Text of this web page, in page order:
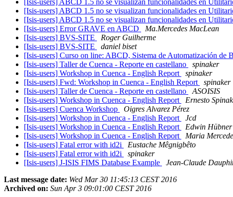
[Isis-users] ABCD 1.5 no se visualizan funcionalidades en
[Isis-users] ABCD 1.5 no se visualizan funcionalidades en
[Isis-users] ABCD 1.5 no se visualizan funcionalidades en
[Isis-users] Error GRAVE en ABCD
Ma.Mercedes MacLean
[Isis-users] BVS-SITE
Roger Guilherme
[Isis-users] BVS-SITE
daniel biset
[Isis-users] Curso on line: ABCD, Sistema de Automatización de
[Isis-users] Taller de Cuenca - Reporte en castellano
spinaker
[Isis-users] Workshop in Cuenca - English Report
spinaker
[Isis-users] Fwd: Workshop in Cuenca - English Report
spinaker
[Isis-users] Taller de Cuenca - Reporte en castellano
ASOISIS
[Isis-users] Workshop in Cuenca - English Report
Ernesto Spinak
[Isis-users] Cuenca Workshop
Oigres Alvarez Pérez
[Isis-users] Workshop in Cuenca - English Report
Jcd
[Isis-users] Workshop in Cuenca - English Report
Edwin Hübner
[Isis-users] Workshop in Cuenca - English Report
Maria
[Isis-users] Fatal error with id2i
Eustache Mêgnigbêto
[Isis-users] Fatal error with id2i
spinaker
[Isis-users] J-ISIS FIMS Database Example
Jean-Claude
Last message date: Wed Mar 30 11:45:13 CEST 2016
Archived on: Sun Apr 3 09:01:00 CEST 2016